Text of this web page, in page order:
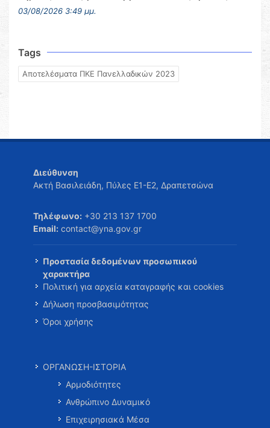
03/08/2026 3:49 μμ.
Tags
Αποτελέσματα ΠΚΕ Πανελλαδικών 2023
Διεύθυνση
Ακτή Βασιλειάδη, Πύλες Ε1-Ε2, Δραπετσώνα
Τηλέφωνο: +30 213 137 1700
Email: contact@yna.gov.gr
Προστασία δεδομένων προσωπικού
χαρακτήρα
Πολιτική για αρχεία καταγραφής και cookies
Δήλωση προσβασιμότητας
Όροι χρήσης
ΟΡΓΑΝΩΣΗ-ΙΣΤΟΡΙΑ
Αρμοδιότητες
Ανθρώπινο Δυναμικό
Επιχειρησιακά Μέσα